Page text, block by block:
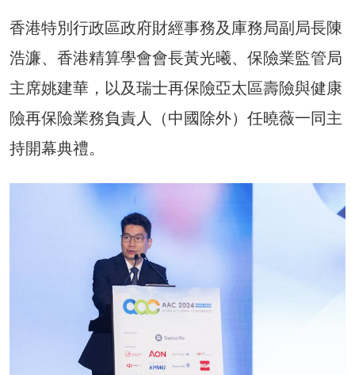
香港特別行政區政府財經事務及庫務局副局長陳
浩濂、香港精算學會會長黃光曦、保險業監管局
主席姚建華，以及瑞士再保險亞太區壽險與健康
險再保險業務負責人（中國除外）任曉薇一同主
持開幕典禮。